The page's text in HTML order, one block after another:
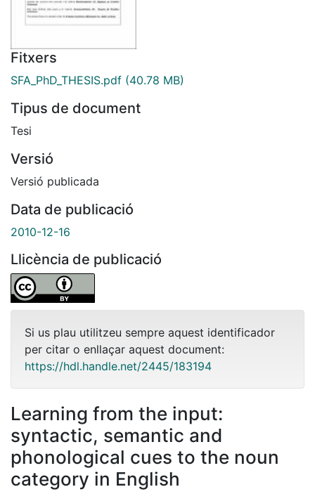
Fitxers
SFA_PhD_THESIS.pdf (40.78 MB)
Tipus de document
Tesi
Versió
Versió publicada
Data de publicació
2010-12-16
Llicència de publicació
Si us plau utilitzeu sempre aquest identificador
per citar o enllaçar aquest document:
https://hdl.handle.net/2445/183194
Learning from the input:
syntactic, semantic and
phonological cues to the noun
category in English